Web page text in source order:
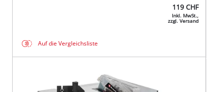
119 CHF
Inkl. MwSt.,
zzgl. Versand
Auf die Vergleichsliste